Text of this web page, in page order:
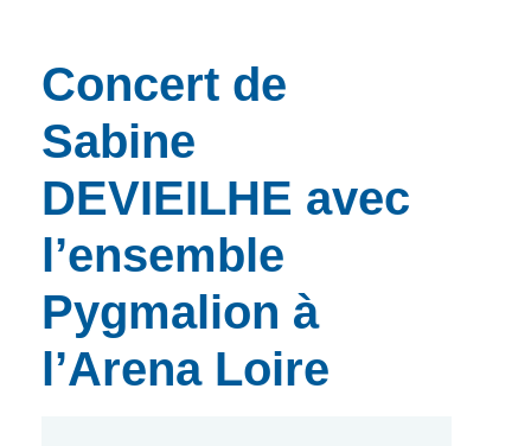
et d’animations
Concert de
Sabine
DEVIEILHE avec
l’ensemble
Pygmalion à
l’Arena Loire